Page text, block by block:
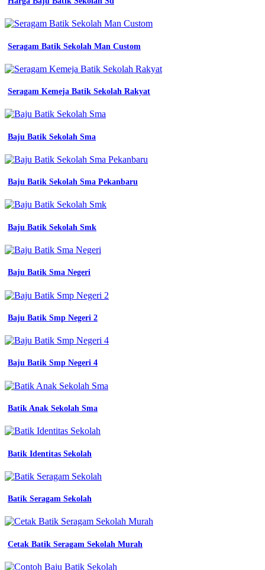
Seragam Batik Sekolah Man Custom
Seragam Kemeja Batik Sekolah Rakyat
Baju Batik Sekolah Sma
Baju Batik Sekolah Sma Pekanbaru
Baju Batik Sekolah Smk
Baju Batik Sma Negeri
Baju Batik Smp Negeri 2
Baju Batik Smp Negeri 4
Batik Anak Sekolah Sma
Batik Identitas Sekolah
Batik Seragam Sekolah
Cetak Batik Seragam Sekolah Murah